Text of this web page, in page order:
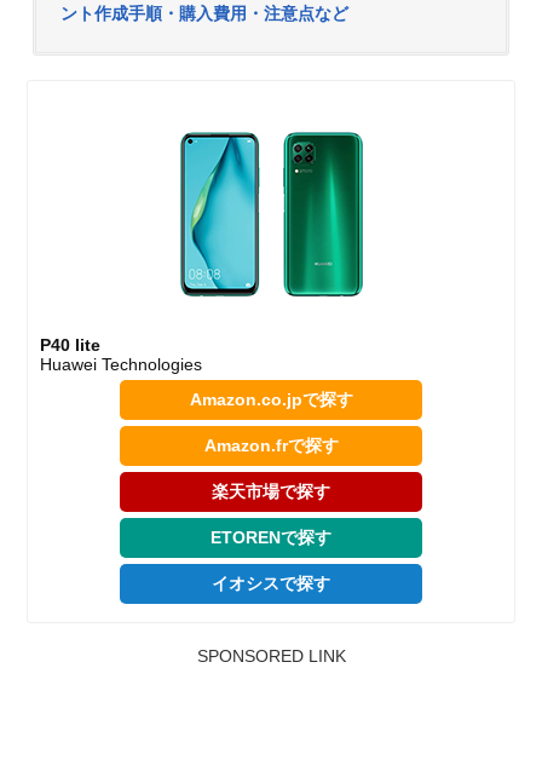
ント作成手順・購入費用・注意点など
P40 lite
Huawei Technologies
Amazon.co.jpで探す
Amazon.frで探す
楽天市場で探す
ETORENで探す
イオシスで探す
SPONSORED LINK